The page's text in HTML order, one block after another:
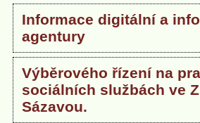
Informace digitální a
agentury
Výběrového řízení na
sociálních službách ve
Sázavou.